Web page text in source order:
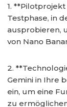
1.
Testphase, in
ausprobieren,
von Nano
2.
Gemini in Ihre
ein, um eine
zu